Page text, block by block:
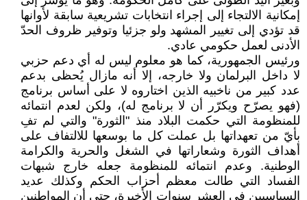
إمكانية الالتجاء إلى إجراء انتخابات تشريعية سابقة لأوانها
قد تؤدي إلى تغيير المشهد ولو جزئيا وتوفير ظروف الحدّ
الأدنى لعمل حكومي عادي.
ورئيس الجمهورية، كما هو معلوم ليس له أي دعم حزبي
لا داخل البرلمان ولا خارجه، إلا أنه مازال يُحظى بدعم
عدد كبير من ناخبيه الذين اختاروه لا على أساس برنامج
(فهو يصرّح ويكرّر أن لا برنامج له)، ولكن لعدم انتمائه
للمنظومة التي حكمت البلاد منذ "الثورة" والتي لم تفِ
بأيّ من تعهداتها بل عملت كل ما بوسعها للالتفاف على
أهداف الثورة وشعاراتها في الشغل والحرية والكرامة
الوطنية. وعدم انتمائه للمنظومة جعله خارج شبهات
الفساد التي طالت معظم أحزاب الحكم وكذلك عديد
السياسيين في العشر سنوات الأخيرة، حتى أن المواطنين